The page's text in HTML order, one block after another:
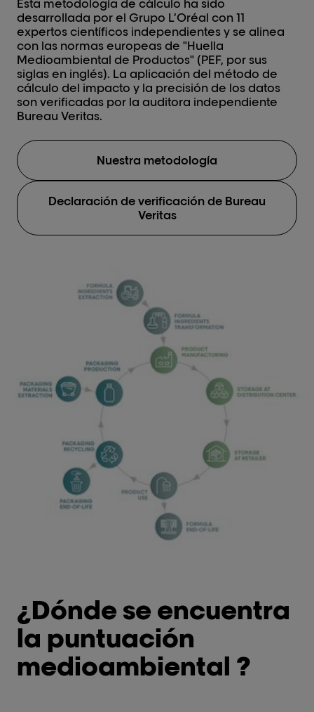
Esta metodología de cálculo ha sido
desarrollada por el Grupo L’Oréal con 11
expertos científicos independientes y se alinea
con las normas europeas de "Huella
Medioambiental de Productos" (PEF, por sus
siglas en inglés). La aplicación del método de
cálculo del impacto y la precisión de los datos
son verificadas por la auditora independiente
Bureau Veritas.
Nuestra metodología
Declaración de verificación de Bureau
Veritas
¿Dónde se encuentra
la puntuación
medioambiental ?